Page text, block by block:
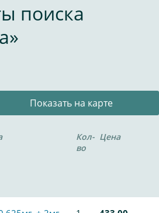
поиска
Показать на карте
Кол-
во
Цена